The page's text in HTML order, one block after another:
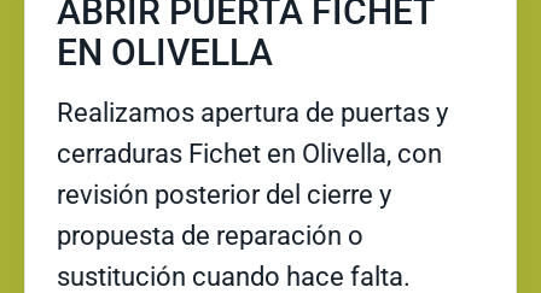
ABRIR PUERTA FICHET
EN OLIVELLA
Realizamos apertura de puertas y
cerraduras Fichet en Olivella, con
revisión posterior del cierre y
propuesta de reparación o
sustitución cuando hace falta.